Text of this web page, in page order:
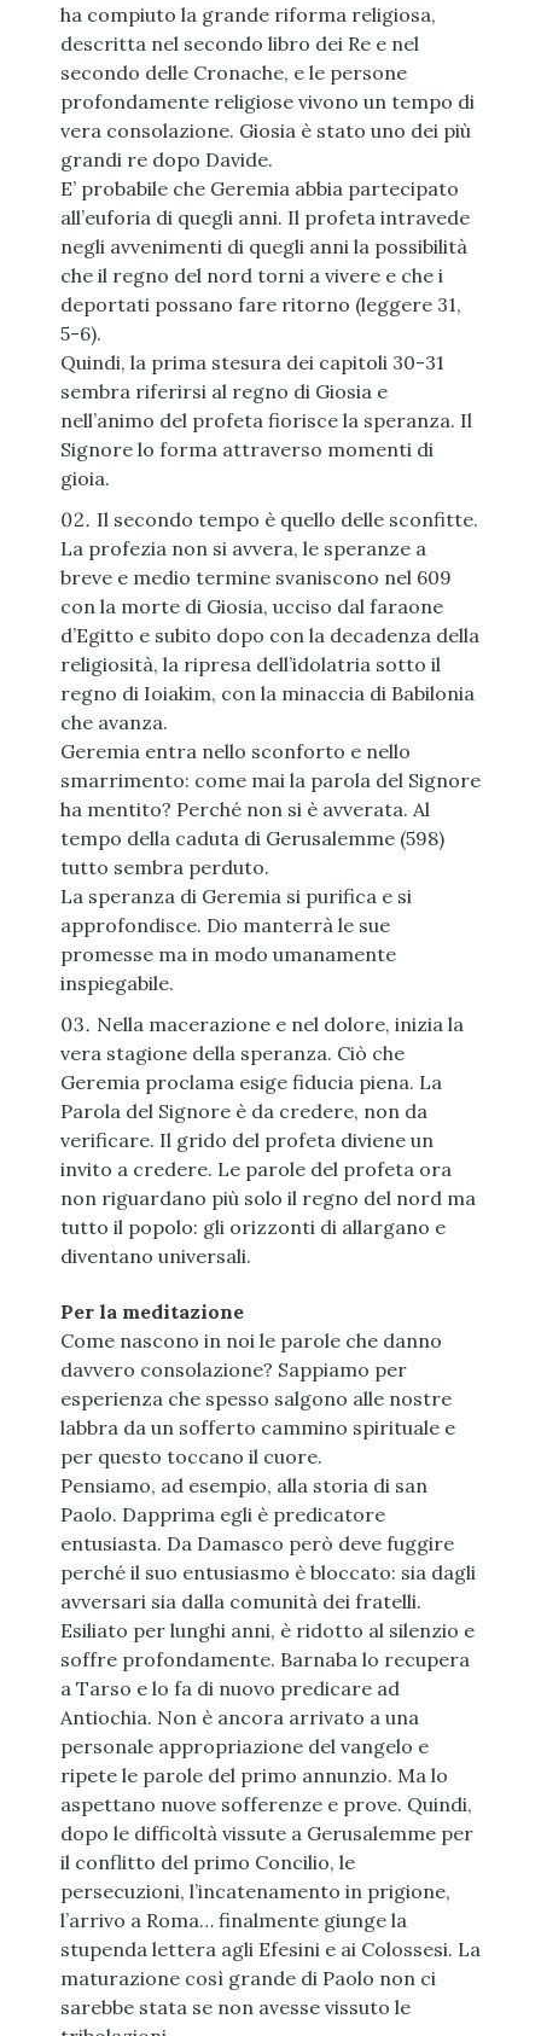
ha compiuto la grande riforma religiosa,
descritta nel secondo libro dei Re e nel
secondo delle Cronache, e le persone
profondamente religiose vivono un tempo di
vera consolazione. Giosia è stato uno dei più
grandi re dopo Davide.
E’ probabile che Geremia abbia partecipato
all’euforia di quegli anni. Il profeta intravede
negli avvenimenti di quegli anni la possibilità
che il regno del nord torni a vivere e che i
deportati possano fare ritorno (leggere 31,
5-6).
Quindi, la prima stesura dei capitoli 30-31
sembra riferirsi al regno di Giosia e
nell’animo del profeta fiorisce la speranza. Il
Signore lo forma attraverso momenti di
gioia.
Il secondo tempo è quello delle sconfitte.
La profezia non si avvera, le speranze a
breve e medio termine svaniscono nel 609
con la morte di Giosia, ucciso dal faraone
d’Egitto e subito dopo con la decadenza della
religiosità, la ripresa dell’idolatria sotto il
regno di Ioiakim, con la minaccia di Babilonia
che avanza.
Geremia entra nello sconforto e nello
smarrimento: come mai la parola del Signore
ha mentito? Perché non si è avverata. Al
tempo della caduta di Gerusalemme (598)
tutto sembra perduto.
La speranza di Geremia si purifica e si
approfondisce. Dio manterrà le sue
promesse ma in modo umanamente
inspiegabile.
Nella macerazione e nel dolore, inizia la
vera stagione della speranza. Ciò che
Geremia proclama esige fiducia piena. La
Parola del Signore è da credere, non da
verificare. Il grido del profeta diviene un
invito a credere. Le parole del profeta ora
non riguardano più solo il regno del nord ma
tutto il popolo: gli orizzonti di allargano e
diventano universali.
Per la meditazione
Come nascono in noi le parole che danno
davvero consolazione? Sappiamo per
esperienza che spesso salgono alle nostre
labbra da un sofferto cammino spirituale e
per questo toccano il cuore.
Pensiamo, ad esempio, alla storia di san
Paolo. Dapprima egli è predicatore
entusiasta. Da Damasco però deve fuggire
perché il suo entusiasmo è bloccato: sia dagli
avversari sia dalla comunità dei fratelli.
Esiliato per lunghi anni, è ridotto al silenzio e
soffre profondamente. Barnaba lo recupera
a Tarso e lo fa di nuovo predicare ad
Antiochia. Non è ancora arrivato a una
personale appropriazione del vangelo e
ripete le parole del primo annunzio. Ma lo
aspettano nuove sofferenze e prove. Quindi,
dopo le difficoltà vissute a Gerusalemme per
il conflitto del primo Concilio, le
persecuzioni, l’incatenamento in prigione,
l’arrivo a Roma… finalmente giunge la
stupenda lettera agli Efesini e ai Colossesi. La
maturazione così grande di Paolo non ci
sarebbe stata se non avesse vissuto le